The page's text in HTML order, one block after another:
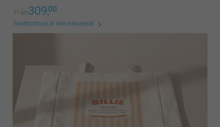
Från309,00
fraktkostnad är inte inkluderat